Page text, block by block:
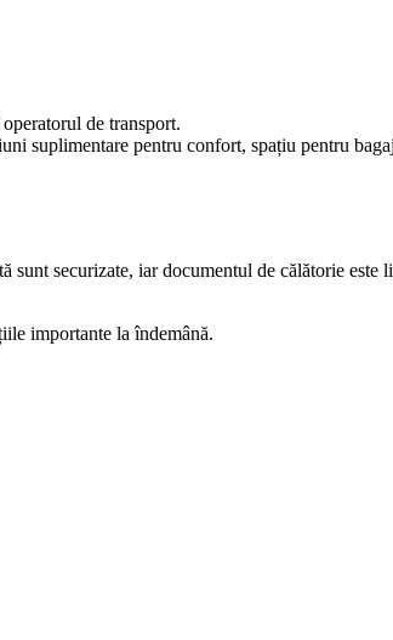
de transport.
suplimentare pentru confort, spațiu pentru
securizate, iar documentul de călătorie este
importante la îndemână.